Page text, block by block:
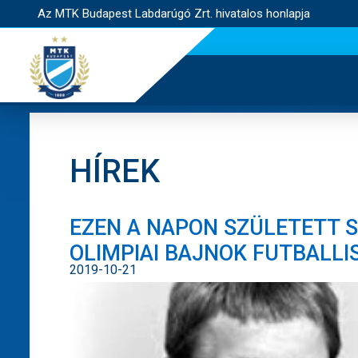
Az MTK Budapest Labdarúgó Zrt. hivatalos honlapja
HÍREK
EZEN A NAPON SZÜLETETT
OLIMPIAI BAJNOK
2019-10-21